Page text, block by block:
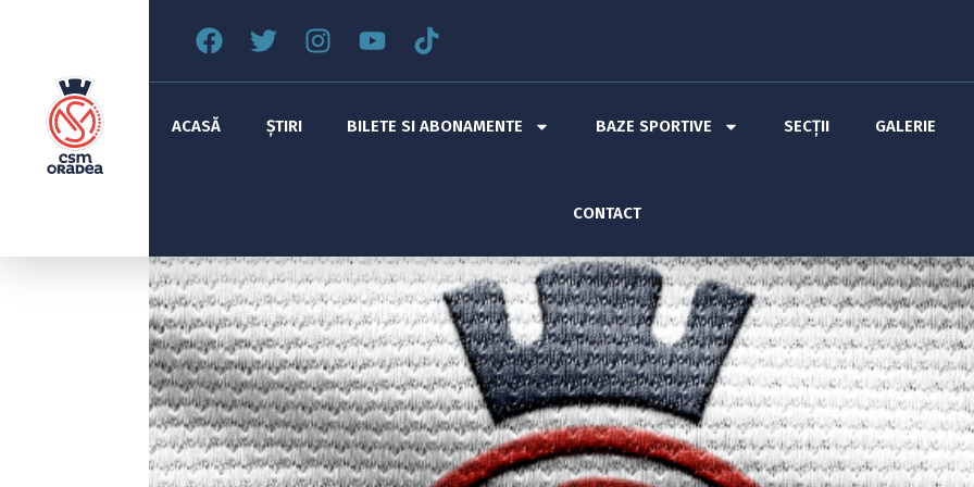
ACASĂ ȘTIRI BILETE SI ABONAMENTE BAZE SPORTIVE SECȚII GALERIE
CONTACT